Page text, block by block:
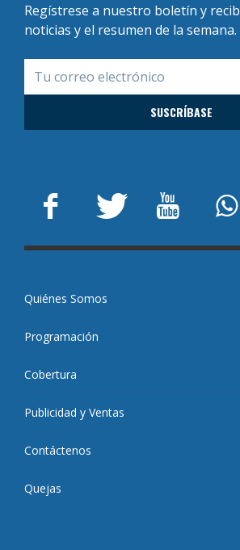
Regístrese a nuestro boletín y
noticias y el resumen de la semana.
Quiénes Somos
Programación
Cobertura
Publicidad y Ventas
Contáctenos
Quejas